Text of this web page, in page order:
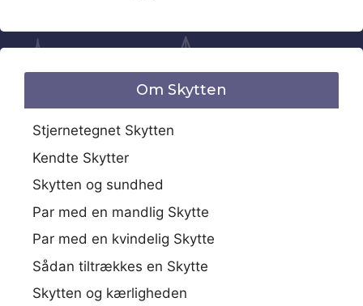
Om Skytten
Stjernetegnet Skytten
Kendte Skytter
Skytten og sundhed
Par med en mandlig Skytte
Par med en kvindelig Skytte
Sådan tiltrækkes en Skytte
Skytten og kærligheden